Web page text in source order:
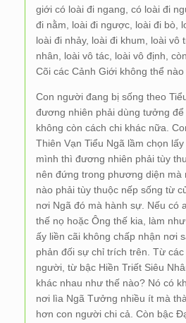
giới có loài đi ngang, có loài đi
đi nằm, loài đi ngược, loài đi bò,
loài đi nhảy, loài đi khum, loài vô
nhân, loài vô tác, loài vô định,
Cõi các Cảnh Giới không thể nào
Con người đang bị sống theo
đương nhiên phải dùng tưởng
không còn cách chi khác nữa.
Thiên Vạn Tiểu Ngã lầm chọn
mình thì đương nhiên phải tùy
nên đứng trong phương diện mà
nào phải tùy thuộc nếp sống từ
nơi Ngã đó mà hành sự. Nếu có
thế nọ hoặc Ông thế kia, làm
ấy liền cãi không chấp nhận nơi
phản đối sự chỉ trích trên. Từ
người, từ bậc Hiền Triết Siêu
khác nhau như thế nào? Nó có
nơi lìa Ngã Tưởng nhiều ít mà
hơn con người chi cả. Còn bậc